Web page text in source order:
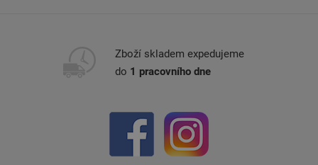
Zboží skladem expedujeme
do 1 pracovního dne